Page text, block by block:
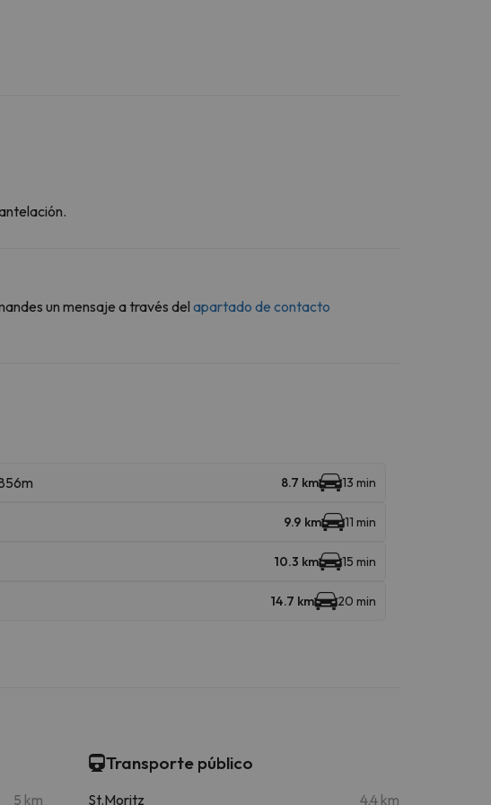
un mensaje a través del apartado de contacto
8.7 km 13 min
9.9 km 11 min
10.3 km 15 min
14.7 km 20 min
5 km
Transporte público
St.Moritz 4.4 km